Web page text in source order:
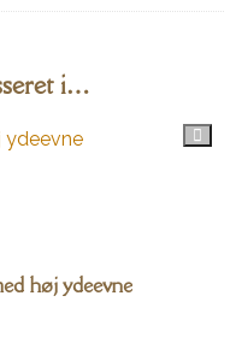
i…
høj ydeevne